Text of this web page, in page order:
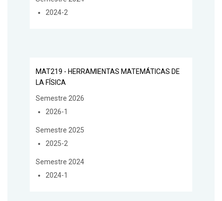
2024-2
MAT219 - HERRAMIENTAS MATEMÁTICAS DE
LA FÍSICA
Semestre 2026
2026-1
Semestre 2025
2025-2
Semestre 2024
2024-1